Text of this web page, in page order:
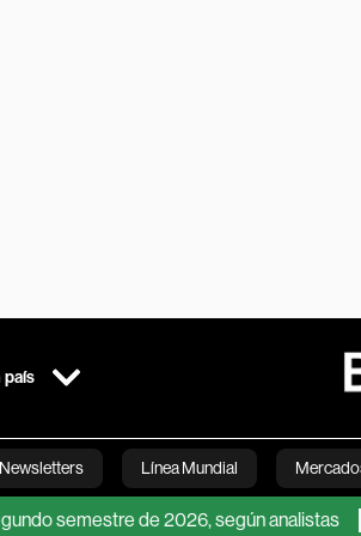
país
Newsletters Línea Mundial
Bloomberg Green
de 2026, según analistas